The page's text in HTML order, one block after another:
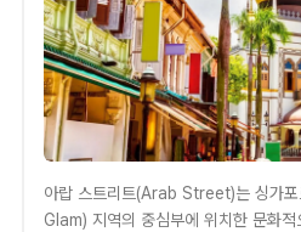
아랍 스트리트(Arab Street)는 싱가
Glam) 지역의 중심부에 위치한 문화